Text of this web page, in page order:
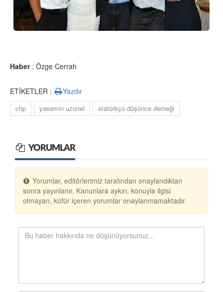
Haber: Özge Cerrah
ETİKETLER : Yazdır
chp yasemin uzunel atatürkçü düşünce derneği
YORUMLAR
Yorumlar, editörlerimiz tarafından onaylandıktan
sonra yayınlanır. Kanunlara aykırı, konuyla ilgisi
olmayan, küfür içeren yorumlar onaylanmamaktadır.